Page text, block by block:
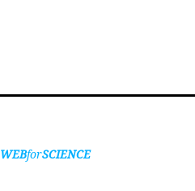
WEBforSCIENCE